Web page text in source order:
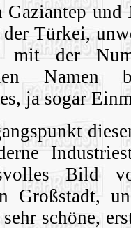
Gaziantep
der Türkei,
mit der
Namen
ja sogar
Bild
Großstadt,
schöne,